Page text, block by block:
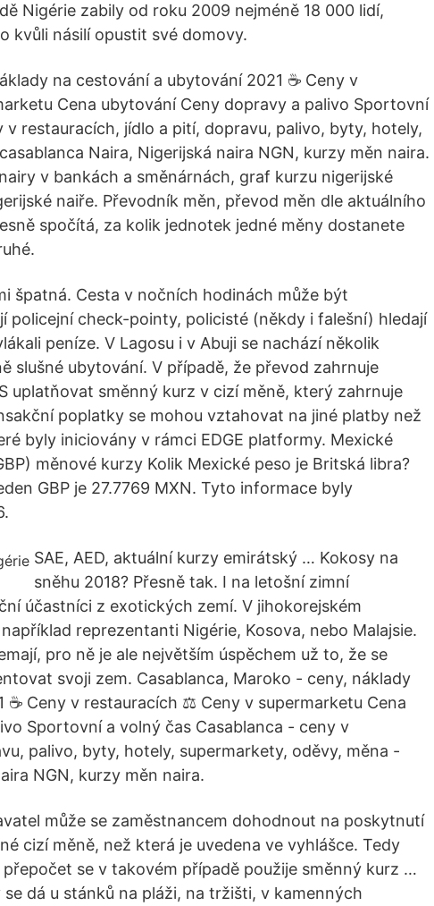
Nigérie zabily od roku 2009 nejméně 18 000 lidí,
kvůli násilí opustit své domovy.
na cestování a ubytování 2021 ☕ Ceny v
Cena ubytování Ceny dopravy a palivo Sportovní
v restauracích, jídlo a pití, dopravu, palivo, byty, hotely,
Naira, Nigerijská naira NGN, kurzy měn naira.
v bankách a směnárnách, graf kurzu nigerijské
naiře. Převodník měn, převod měn dle aktuálního
spočítá, za kolik jednotek jedné měny dostanete
špatná. Cesta v nočních hodinách může být
policejní check-pointy, policisté (někdy i falešní) hledají
peníze. V Lagosu i v Abuji se nachází několik
slušné ubytování. V případě, že převod zahrnuje
uplatňovat směnný kurz v cizí měně, který zahrnuje
poplatky se mohou vztahovat na jiné platby než
byly iniciovány v rámci EDGE platformy. Mexické
měnové kurzy Kolik Mexické peso je Britská libra?
GBP je 27.7769 MXN. Tyto informace byly
SAE, AED, aktuální kurzy emirátský … Kokosy na
sněhu 2018? Přesně tak. I na letošní zimní
účastníci z exotických zemí. V jihokorejském
reprezentanti Nigérie, Kosova, nebo Malajsie.
pro ně je ale největším úspěchem už to, že se
svoji zem. Casablanca, Maroko - ceny, náklady
☕ Ceny v restauracích ⚖ Ceny v supermarketu Cena
Sportovní a volný čas Casablanca - ceny v
palivo, byty, hotely, supermarkety, oděvy, měna -
NGN, kurzy měn naira.
může se zaměstnancem dohodnout na poskytnutí
cizí měně, než která je uvedena ve vyhlášce. Tedy
se v takovém případě použije směnný kurz …
dá u stánků na pláži, na tržišti, v kamenných